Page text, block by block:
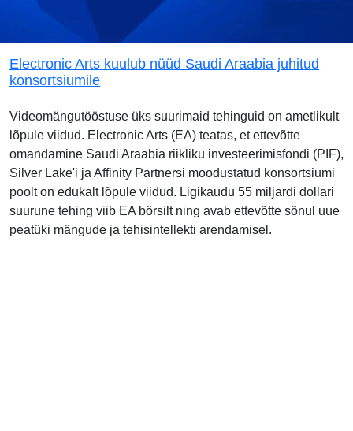
Electronic Arts kuulub nüüd Saudi Araabia juhitud
konsortsiumile
Videomängutööstuse üks suurimaid tehinguid on ametlikult
lõpule viidud. Electronic Arts (EA) teatas, et ettevõtte
omandamine Saudi Araabia riikliku investeerimisfondi (PIF),
Silver Lake'i ja Affinity Partnersi moodustatud konsortsiumi
poolt on edukalt lõpule viidud. Ligikaudu 55 miljardi dollari
suurune tehing viib EA börsilt ning avab ettevõtte sõnul uue
peatüki mängude ja tehisintellekti arendamisel.